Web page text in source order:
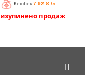
Кешбек 7.92 ₴ /л
продаж